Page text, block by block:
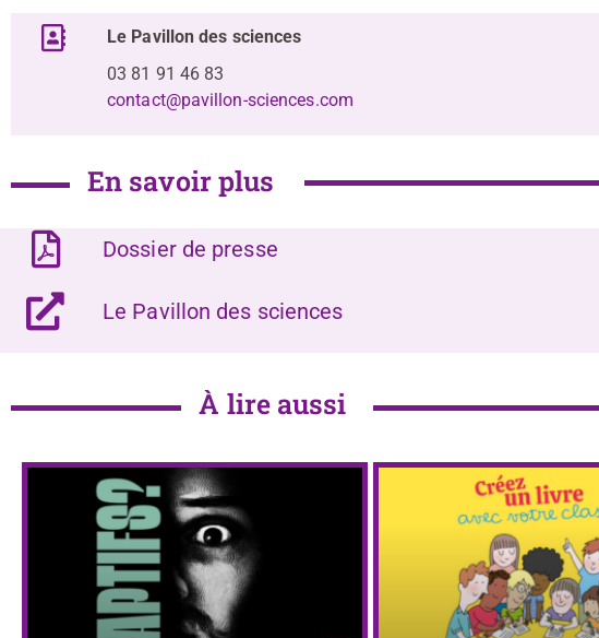
Le Pavillon des sciences
03 81 91 46 83
contact@pavillon-sciences.com
En savoir plus
Dossier de presse
Le Pavillon des sciences
À lire aussi